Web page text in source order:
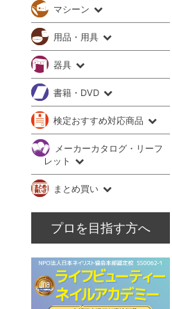
マシーン
用品・用具
器具
書籍・DVD
検定おすすめ対応商品
メーカーカタログ・リーフ
レット
まとめ買い
プロを目指す方へ